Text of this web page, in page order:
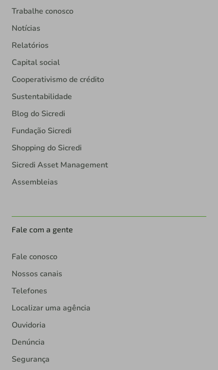
Trabalhe conosco
Notícias
Relatórios
Capital social
Cooperativismo de crédito
Sustentabilidade
Blog do Sicredi
Fundação Sicredi
Shopping do Sicredi
Sicredi Asset Management
Assembleias
Fale com a gente
Fale conosco
Nossos canais
Telefones
Localizar uma agência
Ouvidoria
Denúncia
Segurança